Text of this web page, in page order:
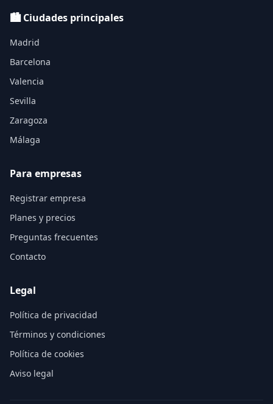
🏙️ Ciudades principales
Madrid
Barcelona
Valencia
Sevilla
Zaragoza
Málaga
Para empresas
Registrar empresa
Planes y precios
Preguntas frecuentes
Contacto
Legal
Política de privacidad
Términos y condiciones
Política de cookies
Aviso legal